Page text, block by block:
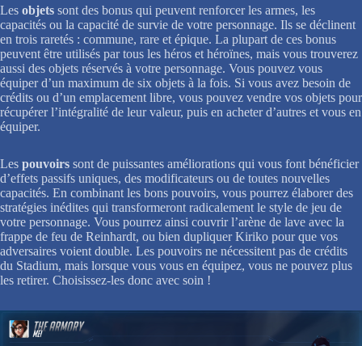
Les objets sont des bonus qui peuvent renforcer les armes, les
capacités ou la capacité de survie de votre personnage. Ils se déclinent
en trois raretés : commune, rare et épique. La plupart de ces bonus
peuvent être utilisés par tous les héros et héroïnes, mais vous trouverez
aussi des objets réservés à votre personnage. Vous pouvez vous
équiper d’un maximum de six objets à la fois. Si vous avez besoin de
crédits ou d’un emplacement libre, vous pouvez vendre vos objets pour
récupérer l’intégralité de leur valeur, puis en acheter d’autres et vous en
équiper.
Les pouvoirs sont de puissantes améliorations qui vous font bénéficier
d’effets passifs uniques, des modificateurs ou de toutes nouvelles
capacités. En combinant les bons pouvoirs, vous pourrez élaborer des
stratégies inédites qui transformeront radicalement le style de jeu de
votre personnage. Vous pourrez ainsi couvrir l’arène de lave avec la
frappe de feu de Reinhardt, ou bien dupliquer Kiriko pour que vos
adversaires voient double. Les pouvoirs ne nécessitent pas de crédits
du Stadium, mais lorsque vous vous en équipez, vous ne pouvez plus
les retirer. Choisissez-les donc avec soin !